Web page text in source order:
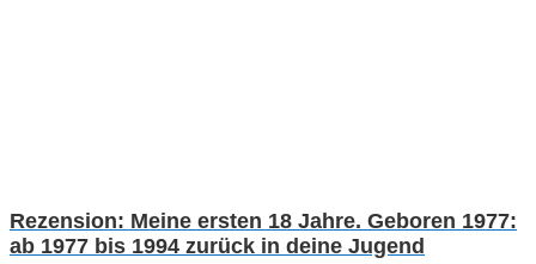
Rezension: Meine ersten 18 Jahre. Geboren 1977:
ab 1977 bis 1994 zurück in deine Jugend